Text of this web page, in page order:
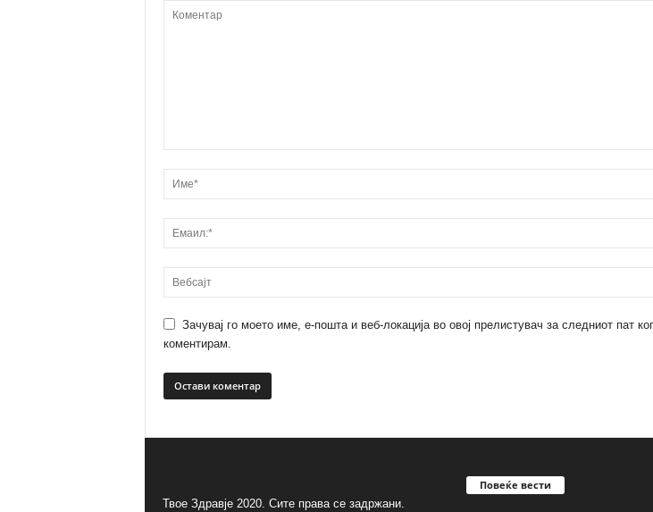
Зачувај го моето име, е-пошта и веб-локација во овој прелистувач за следниот пат
коментирам.
Твое Здравје 2020. Сите права се задржани.
Повеќе вести